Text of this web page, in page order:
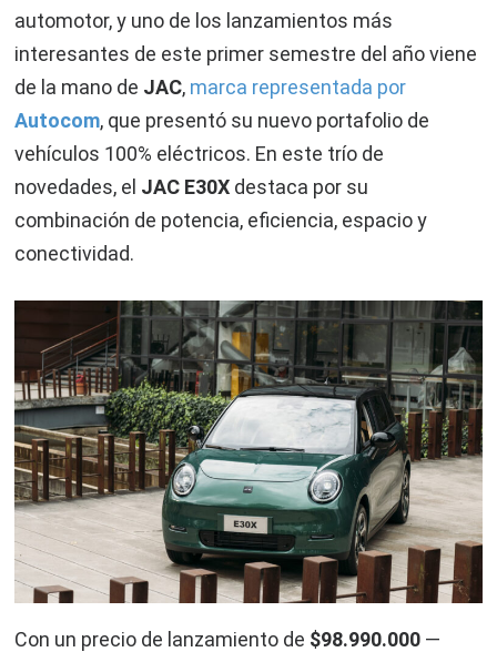
automotor, y uno de los lanzamientos más
interesantes de este primer semestre del año viene
de la mano de JAC, marca representada por
Autocom, que presentó su nuevo portafolio de
vehículos 100% eléctricos. En este trío de
novedades, el JAC E30X destaca por su
combinación de potencia, eficiencia, espacio y
conectividad.
Con un precio de lanzamiento de $98.990.000 —